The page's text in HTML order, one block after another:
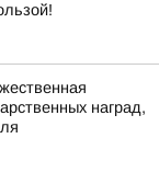
наград,